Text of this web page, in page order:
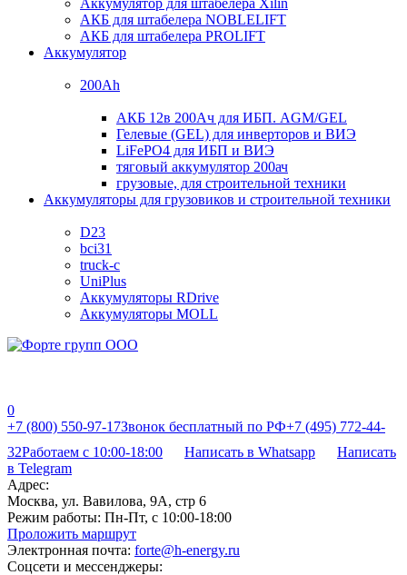
Аккумулятор для штабелера Xilin
АКБ для штабелера NOBLELIFT
АКБ для штабелера PROLIFT
Аккумулятор
200Ah
АКБ 12в 200Ач для ИБП. AGM/GEL
Гелевые (GEL) для инверторов и ВИЭ
LiFePO4 для ИБП и ВИЭ
тяговый аккумулятор 200ач
грузовые, для строительной техники
Аккумуляторы для грузовиков и строительной техники
D23
bci31
truck-c
UniPlus
Аккумуляторы RDrive
Аккумуляторы MOLL
0
+7 (800) 550-97-17Звонок бесплатный по РФ+7 (495) 772-44-
32Работаем с 10:00-18:00 Написать в Whatsapp
Написать
в Telegram
Адрес:
Москва, ул. Вавилова, 9А, стр 6
Режим работы: Пн-Пт, с 10:00-18:00
Проложить маршрут
Электронная почта: forte@h-energy.ru
Соцсети и мессенджеры: